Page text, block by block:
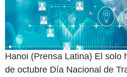
Hanoi (Prensa Latina) El solo
de octubre Día Nacional de